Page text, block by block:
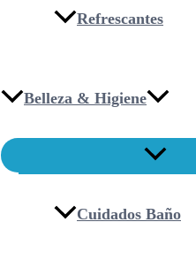
Refrescantes
Belleza & Higiene
Cuidados Baño